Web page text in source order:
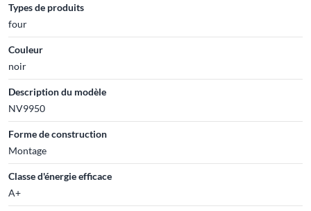
Types de produits
four
Couleur
noir
Description du modèle
NV9950
Forme de construction
Montage
Classe d'énergie efficace
A+